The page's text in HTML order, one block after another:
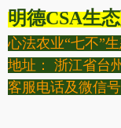
明德CSA生
心法农业“七不”
地址： 浙江省台
客服电话及微信号